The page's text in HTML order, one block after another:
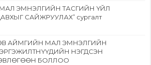
ЭМНЭЛГИЙН ТАСГИЙН ҮЙЛ
САЙЖРУУЛАХ” сургалт
АЙМГИЙН МАЛ ЭМНЭЛГИЙН
НЭГДСЭН
БОЛЛОО